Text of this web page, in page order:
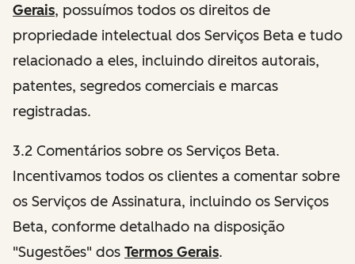
Gerais, possuímos todos os direitos de
propriedade intelectual dos Serviços Beta e tudo
relacionado a eles, incluindo direitos autorais,
patentes, segredos comerciais e marcas
registradas.
3.2 Comentários sobre os Serviços Beta.
Incentivamos todos os clientes a comentar sobre
os Serviços de Assinatura, incluindo os Serviços
Beta, conforme detalhado na disposição
"Sugestões" dos Termos Gerais.